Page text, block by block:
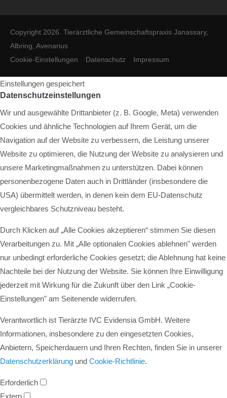
Copyright 2026. Tierärztliche Gemeinschaftspraxis Janassary,
Albring, Avenarius
Cookie-Einstellungen
Datenschutz Impressum
Einstellungen gespeichert
Datenschutzeinstellungen
Wir und ausgewählte Drittanbieter (z. B. Google, Meta) verwenden
Cookies und ähnliche Technologien auf Ihrem Gerät, um die
Navigation auf der Website zu verbessern, die Leistung unserer
Website zu optimieren, die Nutzung der Website zu analysieren und
unsere Marketingmaßnahmen zu unterstützen. Dabei können
personenbezogene Daten auch in Drittländer (insbesondere die
USA) übermittelt werden, in denen kein dem EU-Datenschutz
vergleichbares Schutzniveau besteht.
Durch Klicken auf „Alle Cookies akzeptieren“ stimmen Sie diesen
Verarbeitungen zu. Mit „Alle optionalen Cookies ablehnen" werden
nur unbedingt erforderliche Cookies gesetzt; die Ablehnung hat keine
Nachteile bei der Nutzung der Website. Sie können Ihre Einwilligung
jederzeit mit Wirkung für die Zukunft über den Link „Cookie-
Einstellungen" am Seitenende widerrufen.
Verantwortlich ist Tierärzte IVC Evidensia GmbH. Weitere
Informationen, insbesondere zu den eingesetzten Cookies,
Anbietern, Speicherdauern und Ihren Rechten, finden Sie in unserer
Datenschutzerklärung und Cookie-Richtlinie.
Erforderlich
Extern